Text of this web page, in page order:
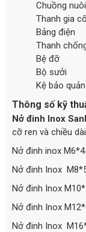
Chuồng nuôi
Thanh gia
Bảng điện
Thanh
Bệ đỡ
Bộ sưởi
Kệ bảo quản
Thông số kỹ
Nở đinh Inox
cỡ ren và chiều
Nở đinh inox
Nở đinh Inox
Nở đinh Inox
Nở đinh Inox
Nở đinh Inox